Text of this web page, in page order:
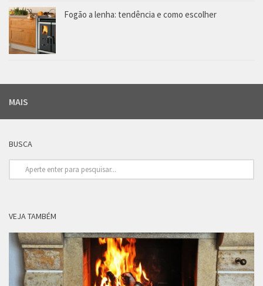
Fogão a lenha: tendência e como escolher
MAIS
BUSCA
VEJA TAMBÉM